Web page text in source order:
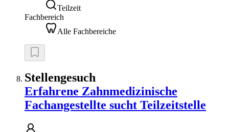
Teilzeit
Fachbereich
Alle Fachbereiche
Stellengesuch
Erfahrene Zahnmedizinische
Fachangestellte sucht Teilzeitstelle